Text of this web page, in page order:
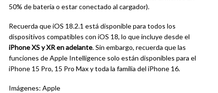
50% de batería o estar conectado al cargador).
Recuerda que iOS 18.2.1 está disponible para todos los
dispositivos compatibles con iOS 18, lo que incluye desde el
iPhone XS y XR en adelante. Sin embargo, recuerda que las
funciones de Apple Intelligence solo están disponibles para el
iPhone 15 Pro, 15 Pro Max y toda la familia del iPhone 16.
Imágenes: Apple